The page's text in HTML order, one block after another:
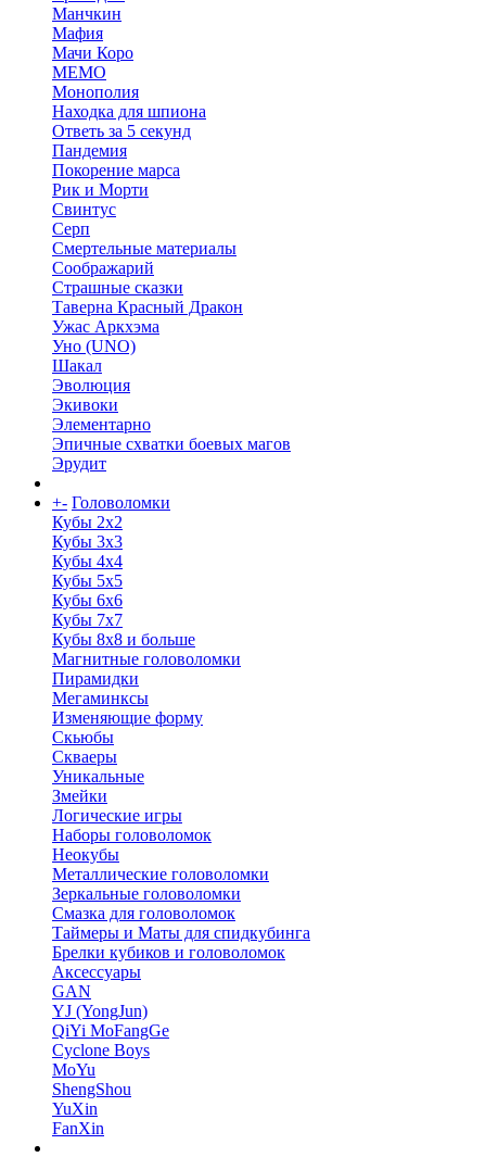
Манчкин
Мафия
Мачи Коро
МЕМО
Монополия
Находка для шпиона
Ответь за 5 секунд
Пандемия
Покорение марса
Рик и Морти
Свинтус
Серп
Смертельные материалы
Соображарий
Страшные сказки
Таверна Красный Дракон
Ужас Аркхэма
Уно (UNO)
Шакал
Эволюция
Экивоки
Элементарно
Эпичные схватки боевых магов
Эрудит
+- Головоломки
Кубы 2х2
Кубы 3х3
Кубы 4x4
Кубы 5х5
Кубы 6х6
Кубы 7х7
Кубы 8х8 и больше
Магнитные головоломки
Пирамидки
Мегаминксы
Изменяющие форму
Скьюбы
Скваеры
Уникальные
Змейки
Логические игры
Наборы головоломок
Неокубы
Металлические головоломки
Зеркальные головоломки
Смазка для головоломок
Таймеры и Маты для спидкубинга
Брелки кубиков и головоломок
Аксессуары
GAN
YJ (YongJun)
QiYi MoFangGe
Cyclone Boys
MoYu
ShengShou
YuXin
FanXin